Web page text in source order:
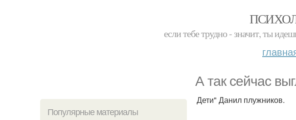
если тебе трудно - значит, ты
А так сейчас
Популярные материалы
Дети" Данил плужников.